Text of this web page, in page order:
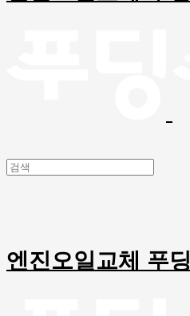
엔진오일교체 푸딩